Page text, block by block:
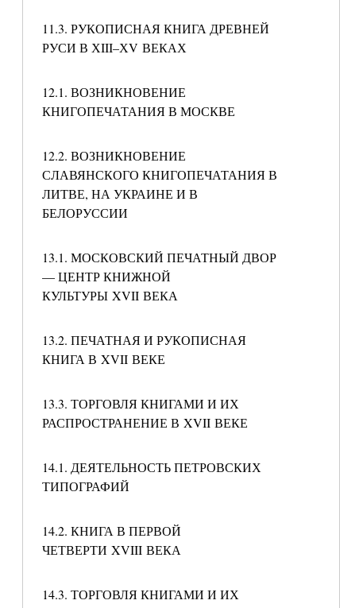
11.3. РУКОПИСНАЯ КНИГА ДРЕВНЕЙ
РУСИ В ХIII–ХV ВЕКАХ
12.1. ВОЗНИКНОВЕНИЕ
КНИГОПЕЧАТАНИЯ В МОСКВЕ
12.2. ВОЗНИКНОВЕНИЕ
СЛАВЯНСКОГО КНИГОПЕЧАТАНИЯ В
ЛИТВЕ, НА УКРАИНЕ И В
БЕЛОРУССИИ
13.1. МОСКОВСКИЙ ПЕЧАТНЫЙ ДВОР
— ЦЕНТР КНИЖНОЙ
КУЛЬТУРЫ XVII ВЕКА
13.2. ПЕЧАТНАЯ И РУКОПИСНАЯ
КНИГА В XVII ВЕКЕ
13.3. ТОРГОВЛЯ КНИГАМИ И ИХ
РАСПРОСТРАНЕНИЕ В XVII ВЕКЕ
14.1. ДЕЯТЕЛЬНОСТЬ ПЕТРОВСКИХ
ТИПОГРАФИЙ
14.2. КНИГА В ПЕРВОЙ
ЧЕТВЕРТИ XVIII ВЕКА
14.3. ТОРГОВЛЯ КНИГАМИ И ИХ